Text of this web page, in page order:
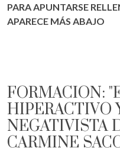
PARA APUNTARSE
APARECE MÁS ABAJO
FORMACIÓN:
HIPERACTIVO
NEGATIVISTA
CARMINE